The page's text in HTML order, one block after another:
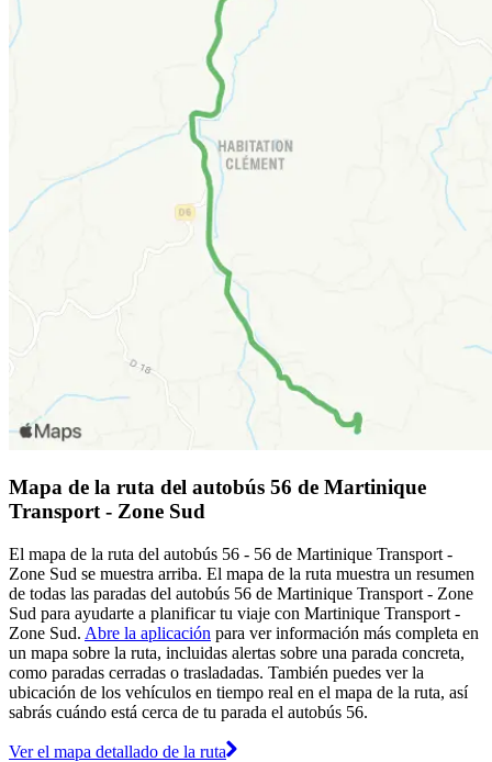
Mapa de la ruta del autobús 56 de Martinique
Transport - Zone Sud
El mapa de la ruta del autobús 56 - 56 de Martinique Transport -
Zone Sud se muestra arriba. El mapa de la ruta muestra un resumen
de todas las paradas del autobús 56 de Martinique Transport - Zone
Sud para ayudarte a planificar tu viaje con Martinique Transport -
Zone Sud. Abre la aplicación para ver información más completa en
un mapa sobre la ruta, incluidas alertas sobre una parada concreta,
como paradas cerradas o trasladadas. También puedes ver la
ubicación de los vehículos en tiempo real en el mapa de la ruta, así
sabrás cuándo está cerca de tu parada el autobús 56.
Ver el mapa detallado de la ruta